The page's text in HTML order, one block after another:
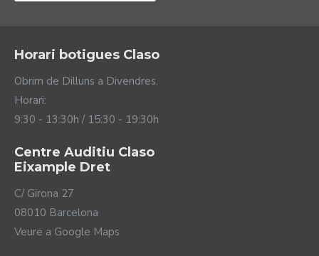
Horari botigues Claso
Obrim de Dilluns a Divendres.
Horari:
9:30 - 13:30h / 15:30 - 19:30h
Centre Auditiu Claso
Eixample Dret
C/ Girona 27
08010 Barcelona
Veure a Google Maps